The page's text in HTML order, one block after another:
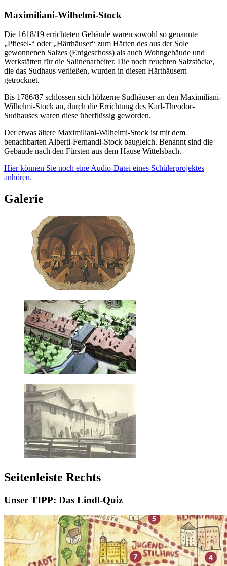
Maximiliani-Wilhelmi-Stock
Die 1618/19 errichteten Gebäude waren sowohl so genannte
„Pfiesel-“ oder „Härthäuser“ zum Härten des aus der Sole
gewonnenen Salzes (Erdgeschoss) als auch Wohngebäude und
Werkstätten für die Salinenarbeiter. Die noch feuchten Salzstöcke,
die das Sudhaus verließen, wurden in diesen Härthäusern
getrocknet.
Bis 1786/87 schlossen sich hölzerne Sudhäuser an den Maximiliani-
Wilhelmi-Stock an, durch die Errichtung des Karl-Theodor-
Sudhauses waren diese überflüssig geworden.
Der etwas ältere Maximiliani-Wilhelmi-Stock ist mit dem
benachbarten Alberti-Fernandi-Stock baugleich. Benannt sind die
Gebäude nach den Fürsten aus dem Hause Wittelsbach.
Hier können Sie noch eine Audio-Datei eines Schülerprojektes
anhören.
Galerie
Seitenleiste Rechts
Unser TIPP: Das Lindl-Quiz